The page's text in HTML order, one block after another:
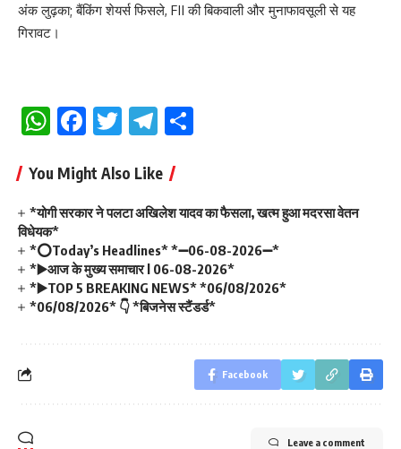
अंक लुढ़का; बैंकिंग शेयर्स फिसले, FII की बिकवाली और मुनाफावसूली से यह
गिरावट।
WhatsApp
Facebook
TwitterTelegram
You Might Also Like
*योगी सरकार ने पलटा अखिलेश यादव का फैसला, खत्म हुआ मदरसा वेतन
विधेयक*
*⭕Today’s Headlines* *➖06-08-2026➖*
*▶️आज के मुख्य समाचार l 06-08-2026*
*▶️TOP 5 BREAKING NEWS* *06/08/2026*
*06/08/2026* 👇 *बिजनेस स्टैंडर्ड*
Facebook
Leave a comment